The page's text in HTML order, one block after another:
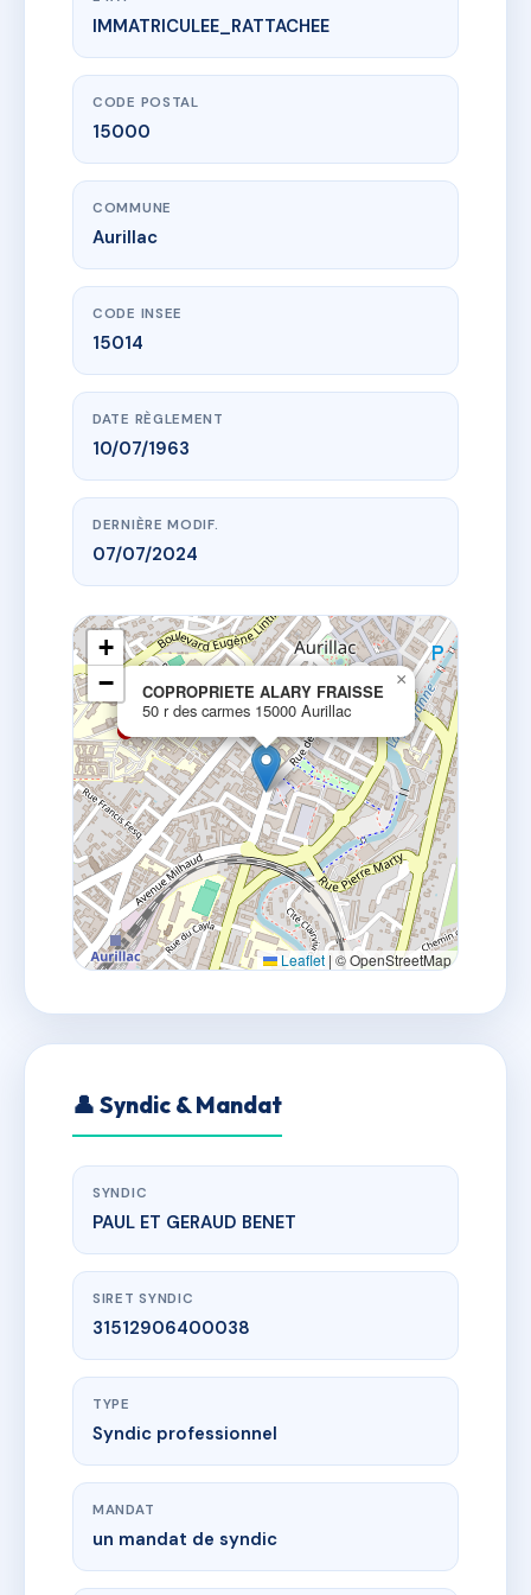
www.vme.plus/AC6497721
COPROPRIETE ALARY FRAISSE
50 r des carmes
IMMATRICULEE_RATTACHEE
CODE POSTAL
15000
COMMUNE
Aurillac
CODE INSEE
15014
DATE RÈGLEMENT
10/07/1963
DERNIÈRE MODIF.
07/07/2024
COPROPRIETE ALARY FRAISSE
50 r des carmes 15000 Aurillac
×
+
−
Leaflet | © OpenStreetMap
👤 Syndic & Mandat
SYNDIC
PAUL ET GERAUD BENET
SIRET SYNDIC
31512906400038
TYPE
Syndic professionnel
MANDAT
un mandat de syndic